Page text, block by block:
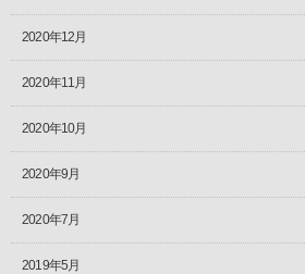
2020年12月
2020年11月
2020年10月
2020年9月
2020年7月
2019年5月